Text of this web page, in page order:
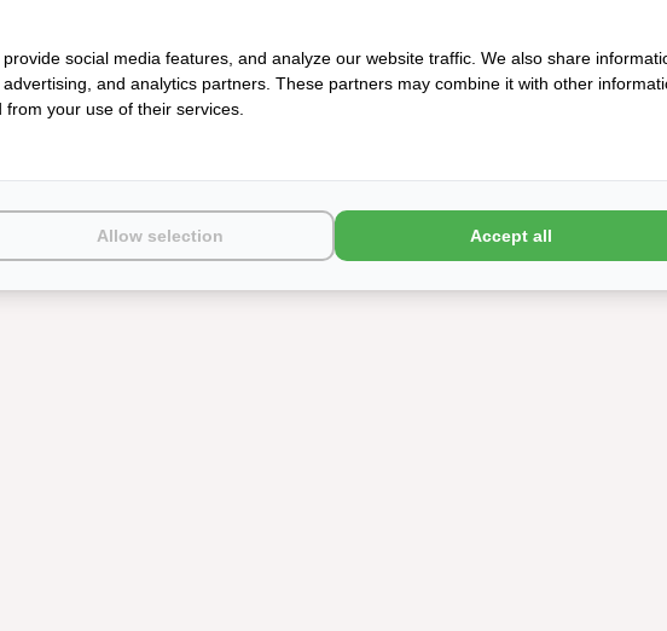
social media features, and analyze our website traffic. We also share
and analytics partners. These partners may combine it with other
your use of their services.
Allow selection Accept all